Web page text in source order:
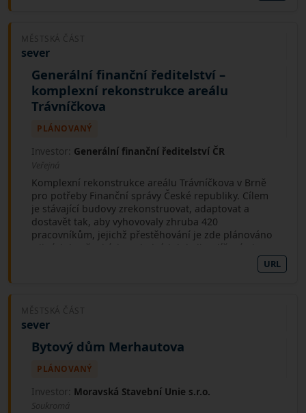
MĚSTSKÁ ČÁST
sever
Generální finanční ředitelství –
komplexní rekonstrukce areálu
Trávníčkova
PLÁNOVANÝ
Investor: Generální finanční ředitelství ČR
Veřejná
Komplexní rekonstrukce areálu Trávníčkova v Brně
pro potřeby Finanční správy České republiky. Cílem
je stávající budovy zrekonstruovat, adaptovat a
dostavět tak, aby vyhovovaly zhruba 420
pracovníkům, jejichž přestěhování je zde plánováno
z jiných brněnských a okolních lokalit. Klíčovými
tématy je energetická úspornost, příjemný kontakt
veřejnosti s úřadem a adekvátní podmínky pro práci
URL
MĚSTSKÁ ČÁST
sever
Bytový dům Merhautova
PLÁNOVANÝ
Investor: Moravská Stavební Unie s.r.o.
Soukromá